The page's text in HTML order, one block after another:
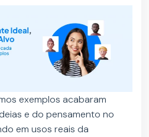
exemplos acabaram
e do pensamento no
em usos reais da